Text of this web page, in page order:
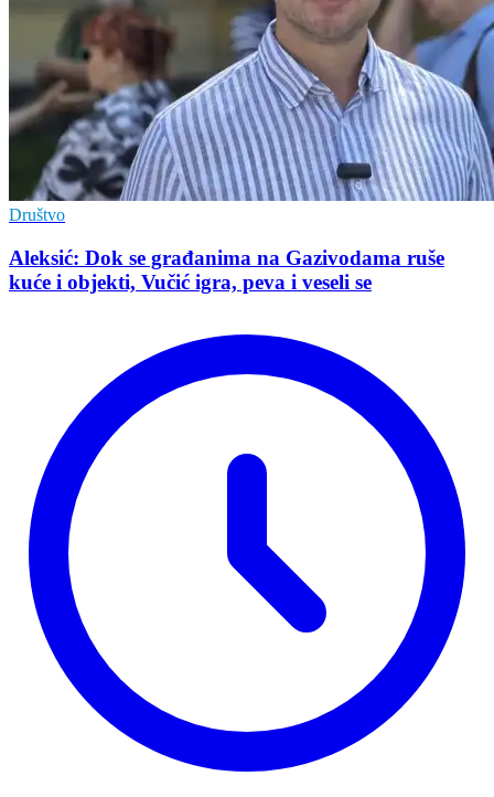
Društvo
Aleksić: Dok se građanima na Gazivodama ruše
kuće i objekti, Vučić igra, peva i veseli se